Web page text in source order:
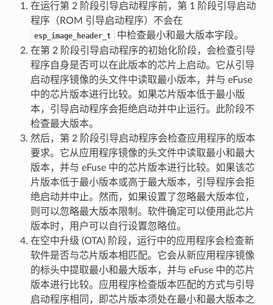
在运行第 2 阶段引导启动程序前，第 1 阶段引导启动
程序（ROM 引导启动程序）不会在
esp_image_header_t
中检查最小和最大版本字段。
在第 2 阶段引导启动程序的初始化阶段，会检查引导
程序自身是否可以在此版本的芯片上启动。它从引导
启动程序镜像的头文件中读取最小版本，并与 eFuse
中的芯片版本进行比较。如果芯片版本低于最小版
本，引导启动程序会拒绝启动并中止运行。此阶段不
检查最大版本。
然后，第 2 阶段引导启动程序会检查应用程序的版本
要求。它从应用程序镜像的头文件中读取最小和最大
版本，并与 eFuse 中的芯片版本进行比较。如果该芯
片版本低于最小版本或高于最大版本，引导程序会拒
绝启动并中止。然而，如果设置了忽略最大版本位，
则可以忽略最大版本限制。软件确定可以使用此芯片
版本时，用户可以自行设置忽略位。
在空中升级 (OTA) 阶段，运行中的应用程序会检查新
软件是否与芯片版本相匹配。它会从新应用程序镜像
的标头中提取最小和最大版本，并与 eFuse 中的芯片
版本进行比较。应用程序检查版本匹配的方式与引导
启动程序相同，即芯片版本须处在最小和最大版本之